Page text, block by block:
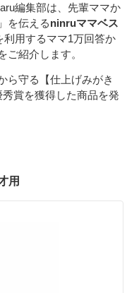
編集部は、先輩ママか
を伝えるninruママベス
用するママ1万回答か
ご紹介します。
ら守る【仕上げみがき
賞を獲得した商品を発
用